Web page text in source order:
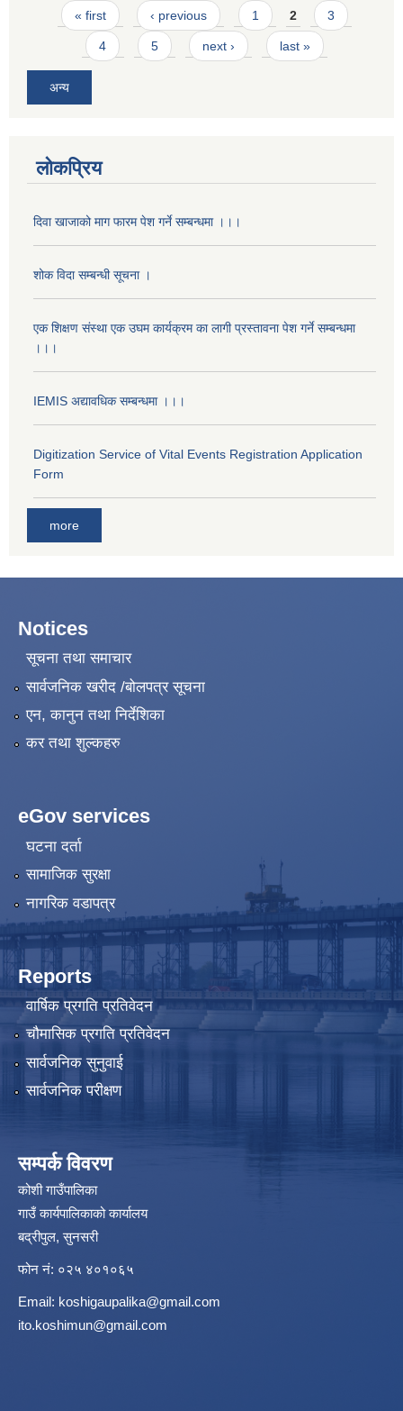
Pages
« first ‹ previous 1 2 3
4 5 next › last »
अन्य
लोकप्रिय
दिवा खाजाको माग फारम पेश गर्ने सम्बन्धमा ।।।
शोक विदा सम्बन्धी सूचना ।
एक शिक्षण संस्था एक उघम कार्यक्रम का लागी प्रस्तावना पेश गर्ने सम्बन्धमा
।।।
IEMIS अद्यावधिक सम्बन्धमा ।।।
Digitization Service of Vital Events Registration Application
Form
more
Notices
सूचना तथा समाचार
सार्वजनिक खरीद /बोलपत्र सूचना
एन, कानुन तथा निर्देशिका
कर तथा शुल्कहरु
eGov services
घटना दर्ता
सामाजिक सुरक्षा
नागरिक वडापत्र
Reports
वार्षिक प्रगति प्रतिवेदन
चौमासिक प्रगति प्रतिवेदन
सार्वजनिक सुनुवाई
सार्वजनिक परीक्षण
सम्पर्क विवरण
कोशी गाउँपालिका
गाउँ कार्यपालिकाको कार्यालय
बद्रीपुल, सुनसरी
फोन नं: ०२५ ४०१०६५
Email: koshigaupalika@gmail.com
ito.koshimun@gmail.com